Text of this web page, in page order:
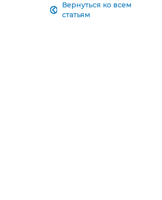
Вернуться ко всем
статьям
